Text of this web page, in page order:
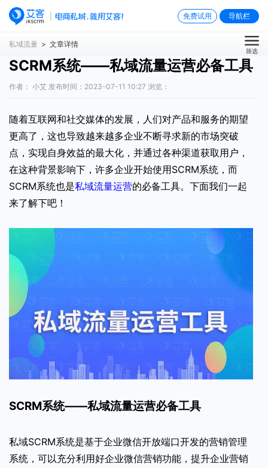
免费试用 导航栏
私域流量 > 文章详情
筛选
SCRM系统——私域流量运营必备工具
作者： 小艾 发布时间：2023-07-11 10:27 浏览：
随着互联网和社交媒体的发展，人们对产品和服务的期望
更高了，这也导致越来越多企业不断寻求新的市场突破
点，实现自身效益的最大化，并通过各种渠道获取用户，
在这种背景影响下，许多企业开始使用SCRM系统，而
SCRM系统也是私域流量运营的必备工具。下面我们一起
来了解下吧！
SCRM系统——私域流量运营必备工具
私域SCRM系统是基于企业微信开放端口开发的营销管理
系统，可以充分利用好企业微信营销功能，提升企业营销